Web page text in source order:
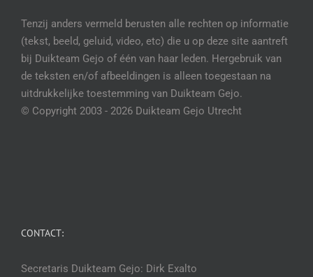
Tenzij anders vermeld berusten alle rechten op informatie
(tekst, beeld, geluid, video, etc) die u op deze site aantreft
bij Duikteam Gejo of één van haar leden. Hergebruik van
de teksten en/of afbeeldingen is alleen toegestaan na
uitdrukkelijke toestemming van Duikteam Gejo.
© Copyright 2003 - 2026 Duikteam Gejo Utrecht
CONTACT:
Secretaris Duikteam Gejo: Dirk Exalto